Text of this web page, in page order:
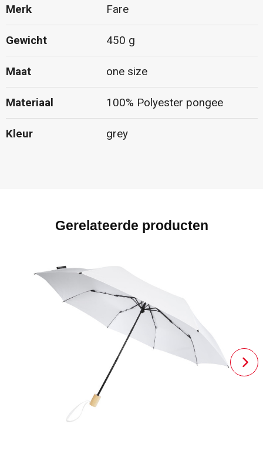
Merk Fare
Gewicht 450 g
Maat one size
Materiaal 100% Polyester pongee
Kleur grey
Gerelateerde producten